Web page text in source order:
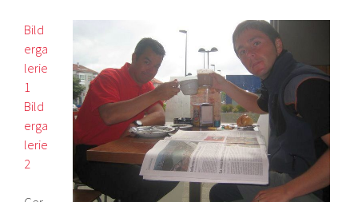
Bild
erga
lerie
1
Bild
erga
lerie
2